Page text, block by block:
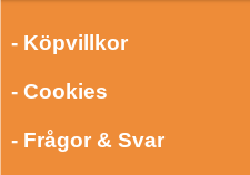
- Köpvillkor
- Cookies
- Frågor & Svar